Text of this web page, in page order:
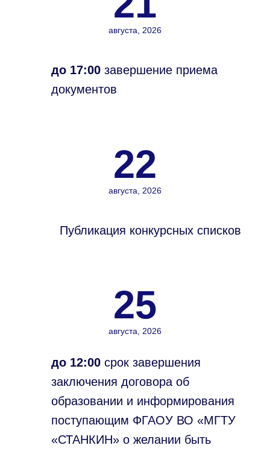
августа, 2026
до 17:00завершение приема
документов
22
августа, 2026
Публикация конкурсных списков
25
августа, 2026
до 12:00срок завершения
заключения договора об
образовании и информирования
поступающим ФГАОУ ВО «МГТУ
«СТАНКИН» о желании быть